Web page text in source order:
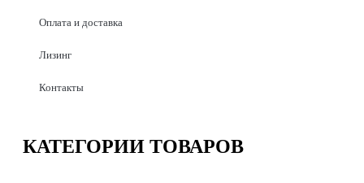
Оплата и доставка
Лизинг
Контакты
КАТЕГОРИИ ТОВАРОВ